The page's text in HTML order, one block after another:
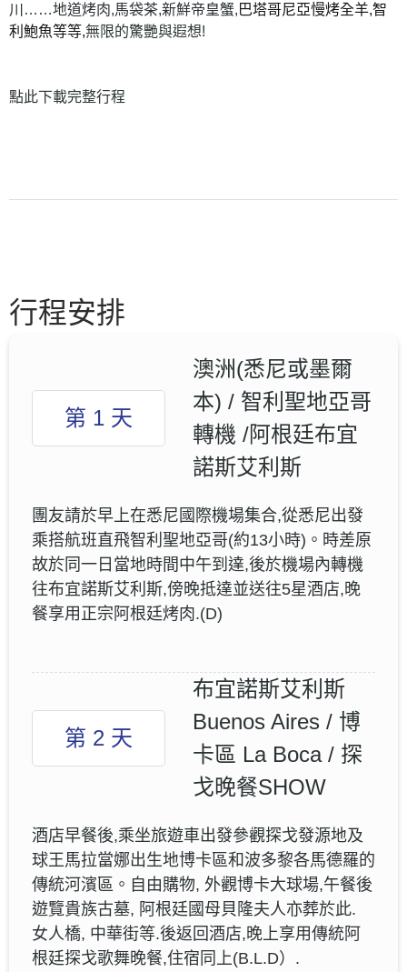
川……地道烤肉,馬袋茶,新鮮帝皇蟹, 巴塔哥尼亞慢烤全羊,智
利鮑魚等等,無限的驚艷與遐想!
點此下載完整行程
行程安排
第 1 天
澳洲(悉尼或墨爾
本) / 智利聖地亞哥
轉機 /阿根廷布宜
諾斯艾利斯
團友請於早上在悉尼國際機場集合,從悉尼出發
乘搭航班直飛智利聖地亞哥(約13小時)。時差原
故於同一日當地時間中午到達,後於機場內轉機
往布宜諾斯艾利斯,傍晚抵達並送往5星酒店,晚
餐享用正宗阿根廷烤肉.(D)
第 2 天
布宜諾斯艾利斯
Buenos Aires / 博
卡區 La Boca / 探
戈晚餐SHOW
酒店早餐後,乘坐旅遊車出發參觀探戈發源地及
球王馬拉當娜出生地博卡區和波多黎各馬德羅的
傳統河濱區。自由購物, 外觀博卡大球場,午餐後
遊覽貴族古墓, 阿根廷國母貝隆夫人亦葬於此.
女人橋, 中華街等.後返回酒店,晚上享用傳統阿
根廷探戈歌舞晚餐,住宿同上(B.L.D）.